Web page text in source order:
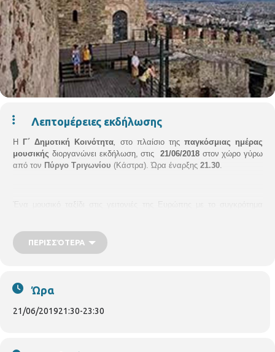
Λεπτομέρειες εκδήλωσης
Η Γ΄ Δημοτική Κοινότητα, στο πλαίσιο της παγκόσμιας ημέρας
μουσικής διοργανώνει εκδήλωση, στις 21/06/2018στον χώρο γύρω
από τον Πύργο Τριγωνίου (Κάστρα). Ώρα έναρξης 21.30.
ΠΕΡΙΣΣΌΤΕΡΑ
Ώρα
21/06/201921:30-23:30